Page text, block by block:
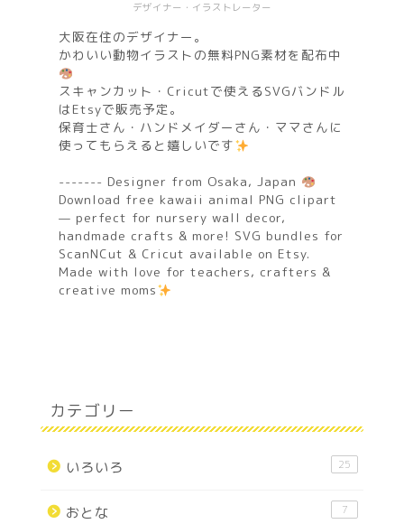
デザイナー・イラストレーター
大阪在住のデザイナー。
かわいい動物イラストの無料PNG素材を配布中
スキャンカット・Cricutで使えるSVGバンドル
はEtsyで販売予定。
保育士さん・ハンドメイダーさん・ママさんに
使ってもらえると嬉しいです
------- Designer from Osaka, Japan
Download free kawaii animal PNG clipart
— perfect for nursery wall decor,
handmade crafts & more! SVG bundles for
ScanNCut & Cricut available on Etsy.
Made with love for teachers, crafters &
creative moms
カテゴリー
いろいろ 25
おとな 7